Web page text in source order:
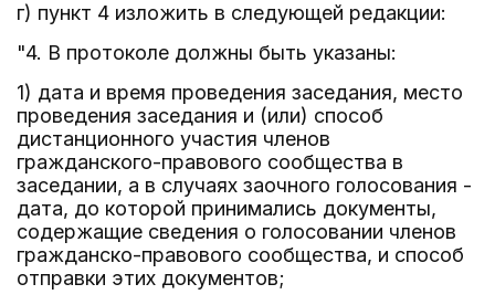
г) пункт 4 изложить в следующей редакции:
"4. В протоколе должны быть указаны:
1) дата и время проведения заседания, место
проведения заседания и (или) способ
дистанционного участия членов
гражданского-правового сообщества в
заседании, а в случаях заочного голосования -
дата, до которой принимались документы,
содержащие сведения о голосовании членов
гражданско-правового сообщества, и способ
отправки этих документов;